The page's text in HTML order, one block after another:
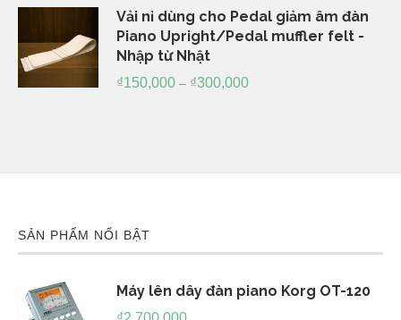
Vải nỉ dùng cho Pedal giảm âm đàn
Piano Upright/Pedal muffler felt -
Nhập từ Nhật
₫150,000 – ₫300,000
SẢN PHẨM NỔI BẬT
Máy lên dây đàn piano Korg OT-120